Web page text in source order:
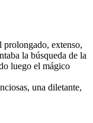
prolongado, extenso,
la búsqueda de la
luego el mágico
una diletante,